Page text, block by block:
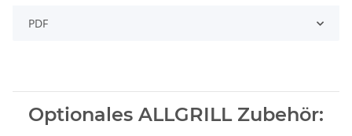
PDF
Optionales ALLGRILL Zubehör: